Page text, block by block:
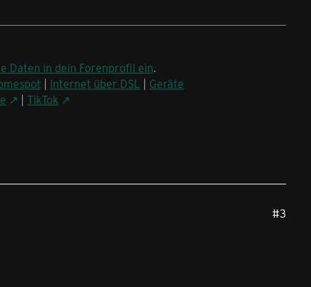
Daten in dein Forenprofil ein.
| Internet über DSL | Geräte
| TikTok
#3